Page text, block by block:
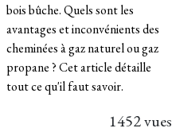
bois bûche. Quels sont les
avantages et inconvénients des
cheminées à gaz naturel ou gaz
propane ? Cet article détaille
tout ce qu'il faut savoir.
1452 vues